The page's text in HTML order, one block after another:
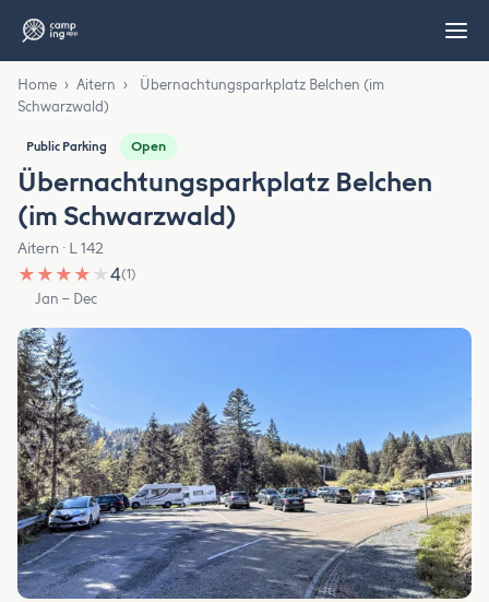
Home › Aitern ›
Übernachtungsparkplatz Belchen (im
Schwarzwald)
Public Parking Open
Übernachtungsparkplatz Belchen
(im Schwarzwald)
Aitern · L 142
★ ★ ★ ★ ★4(1)
Jan – Dec